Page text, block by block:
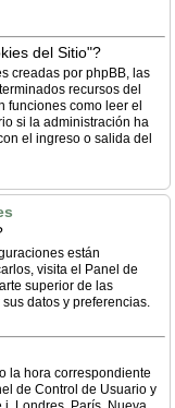
del Sitio"?
creadas por phpBB, las
recursos del
funciones como leer el
si la administración ha
el ingreso o salida del
están
visita el Panel de
superior de las
datos y preferencias.
la hora correspondiente
de Control de Usuario y